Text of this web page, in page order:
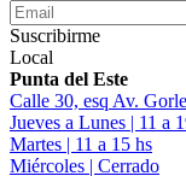
Suscribirme
Local
Punta del Este
Calle 30, esq Av.
Jueves a Lunes | 11 a
Martes | 11 a 15 hs
Miércoles | Cerrado